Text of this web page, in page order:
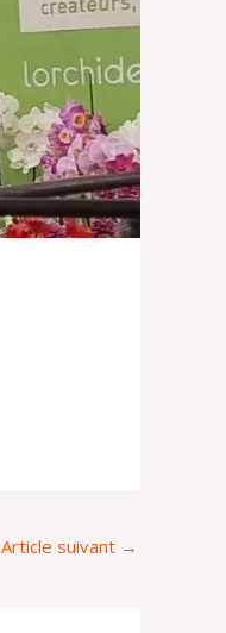
Article suivant →